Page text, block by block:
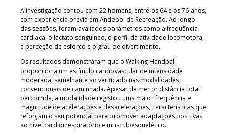
A investigação contou com 22 homens, entre os 64 e os 76 anos,
com experiência prévia em Andebol de Recreação. Ao longo
das sessões, foram avaliados parâmetros como a frequência
cardíaca, o lactato sanguíneo, o perfil da atividade locomotora,
a perceção de esforço e o grau de divertimento.
Os resultados demonstraram que o Walking Handball
proporciona um estímulo cardiovascular de intensidade
moderada, semelhante ao verificado nas modalidades
convencionais de caminhada. Apesar da menor distância total
percorrida, a modalidade registou uma maior frequência e
magnitude de acelerações e desacelerações, características que
reforçam o seu potencial para promover adaptações positivas
ao nível cardiorrespiratório e musculoesquelético.